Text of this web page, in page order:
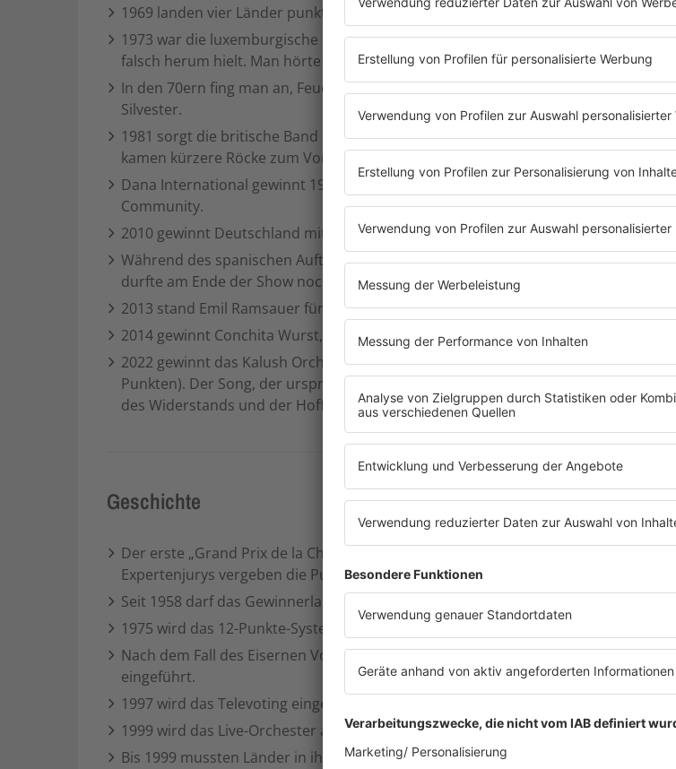
1969 landen vier Länder punktgleich auf Platz 1. Es werden alle vier zu Siegern
1973 war die luxemburgische Siegerin Anne-Marie David nach ihrem Sieg so
falsch herum hielt. Man hörte sie kaum, aber sie strahlte.
In den 70ern fing man an, Feuerwerk auf der Bühne zu nutzen. Heute verbraucht
Silvester.
1981 sorgt die britische Band Bucks Fizz für Schnappatmung, als die Männer
kamen kürzere Röcke zum Vorschein). Das gilt als Geburtsstunde des "Reveal"-
Dana International gewinnt 1998 für Israel als erste transsexuelle Künstlerin und
Community.
2010 gewinnt Deutschland mit Lena Meyer-Landrut („Satellite“) nach 28 Jahren
Während des spanischen Auftritts stürmte 2010 der berühmte Flitzer "Jimmy
durfte am Ende der Show noch einmal auftreten.
2013 stand Emil Ramsauer für die Schweiz auf der Bühne. Er war 95 Jahre alt und
2014 gewinnt Conchita Wurst, die „bärtige Diva“ für Österreich und wird zur
2022 gewinnt das Kalush Orchestra aus der Ukraine mit „Stefania“ mit einem
Punkten). Der Song, der ursprünglich der Mutter des Sängers gewidmet war,
des Widerstands und der Hoffnung.
Geschichte
Der erste „Grand Prix de la Chanson“ findet 1956 in Lugano mit nur sieben
Expertenjurys vergeben die Punkte. Im ersten Jahr durften die Juroren sogar für
Seit 1958 darf das Gewinnerland den Wettbewerb im Folgejahr austragen.
1975 wird das 12-Punkte-System eingeführt.
Nach dem Fall des Eisernen Vorhangs werden viele osteuropäische Länder
eingeführt.
1997 wird das Televoting eingeführt: In fünf Testländern dürfen erstmals die
1999 wird das Live-Orchester abgeschafft. Seitdem kommt die Musik komplett
Bis 1999 mussten Länder in ihrer Landessprache singen. Seit der Freigabe singen